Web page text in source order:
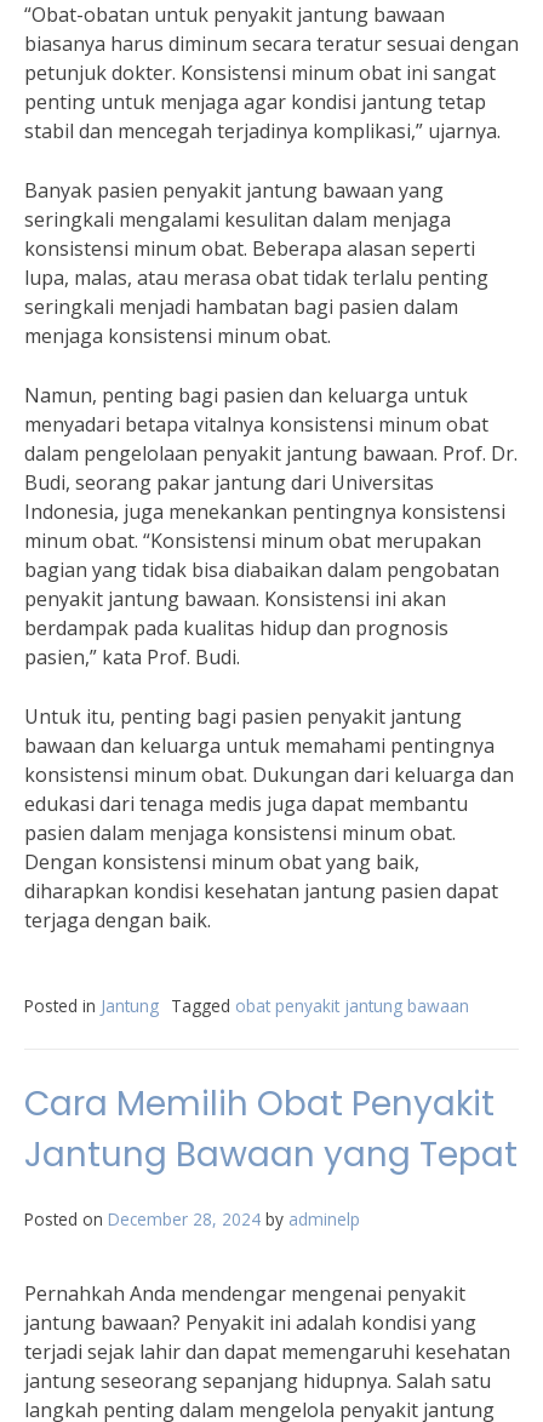
“Obat-obatan untuk penyakit jantung bawaan
biasanya harus diminum secara teratur sesuai dengan
petunjuk dokter. Konsistensi minum obat ini sangat
penting untuk menjaga agar kondisi jantung tetap
stabil dan mencegah terjadinya komplikasi,” ujarnya.
Banyak pasien penyakit jantung bawaan yang
seringkali mengalami kesulitan dalam menjaga
konsistensi minum obat. Beberapa alasan seperti
lupa, malas, atau merasa obat tidak terlalu penting
seringkali menjadi hambatan bagi pasien dalam
menjaga konsistensi minum obat.
Namun, penting bagi pasien dan keluarga untuk
menyadari betapa vitalnya konsistensi minum obat
dalam pengelolaan penyakit jantung bawaan. Prof. Dr.
Budi, seorang pakar jantung dari Universitas
Indonesia, juga menekankan pentingnya konsistensi
minum obat. “Konsistensi minum obat merupakan
bagian yang tidak bisa diabaikan dalam pengobatan
penyakit jantung bawaan. Konsistensi ini akan
berdampak pada kualitas hidup dan prognosis
pasien,” kata Prof. Budi.
Untuk itu, penting bagi pasien penyakit jantung
bawaan dan keluarga untuk memahami pentingnya
konsistensi minum obat. Dukungan dari keluarga dan
edukasi dari tenaga medis juga dapat membantu
pasien dalam menjaga konsistensi minum obat.
Dengan konsistensi minum obat yang baik,
diharapkan kondisi kesehatan jantung pasien dapat
terjaga dengan baik.
Posted in Jantung Tagged obat penyakit jantung bawaan
Cara Memilih Obat Penyakit
Jantung Bawaan yang Tepat
Posted on December 28, 2024 by adminelp
Pernahkah Anda mendengar mengenai penyakit
jantung bawaan? Penyakit ini adalah kondisi yang
terjadi sejak lahir dan dapat memengaruhi kesehatan
jantung seseorang sepanjang hidupnya. Salah satu
langkah penting dalam mengelola penyakit jantung